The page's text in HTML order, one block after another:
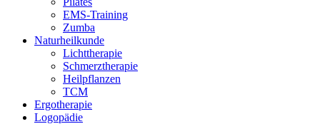
EMS-Training
Zumba
Naturheilkunde
Lichttherapie
Schmerztherapie
Heilpflanzen
TCM
Ergotherapie
Logopädie